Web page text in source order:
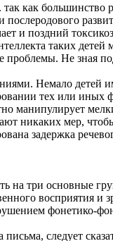
как
и поздний
таких
Не зная
Немало детей
тех или
манипулирует
никаких мер,
задержка
на три основные
восприятия и
фонетико-
следует